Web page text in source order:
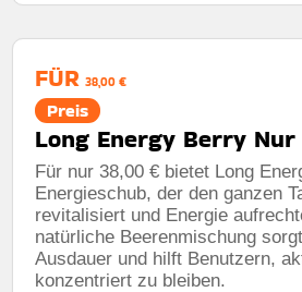
FÜR 38,00 €
Preis
Long Energy Berry
Für nur 38,00 € bietet Long
Energieschub, der den ganzen
revitalisiert und Energie
natürliche Beerenmischung
Ausdauer und hilft Benutzern,
konzentriert zu bleiben.